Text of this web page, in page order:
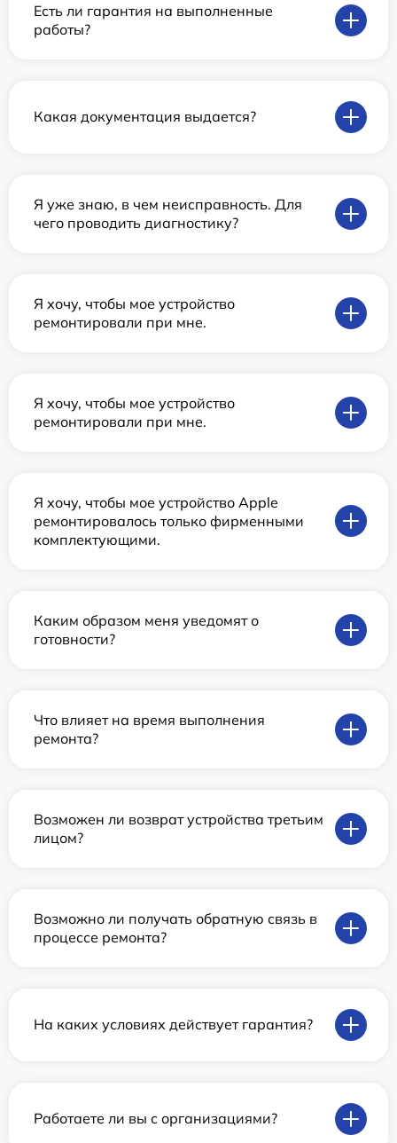
Есть ли гарантия на выполненные
работы?
Какая документация выдается?
Я уже знаю, в чем неисправность. Для
чего проводить диагностику?
Я хочу, чтобы мое устройство
ремонтировали при мне.
Я хочу, чтобы мое устройство
ремонтировали при мне.
Я хочу, чтобы мое устройство Apple
ремонтировалось только фирменными
комплектующими.
Каким образом меня уведомят о
готовности?
Что влияет на время выполнения
ремонта?
Возможен ли возврат устройства третьим
лицом?
Возможно ли получать обратную связь в
процессе ремонта?
На каких условиях действует гарантия?
Работаете ли вы с организациями?